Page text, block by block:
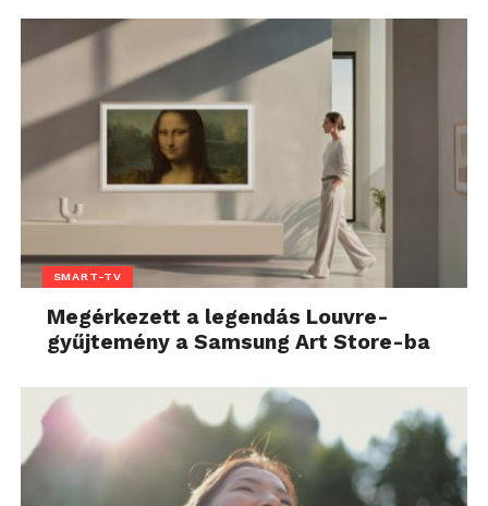
SMART-TV
Megérkezett a legendás Louvre-
gyűjtemény a Samsung Art Store-ba